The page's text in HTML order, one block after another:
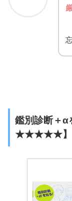
鑑別診断＋α
★★★★★】